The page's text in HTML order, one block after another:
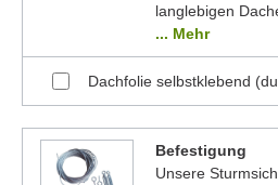
langlebigen
... Mehr
Dachfolie selbstklebend
Befestigung
Unsere